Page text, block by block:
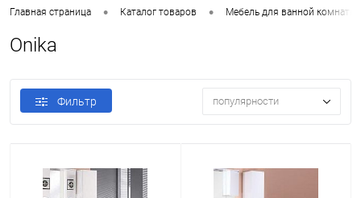
Главная страница • Каталог товаров • Мебель для ванной комнаты
Onika
Фильтр популярности